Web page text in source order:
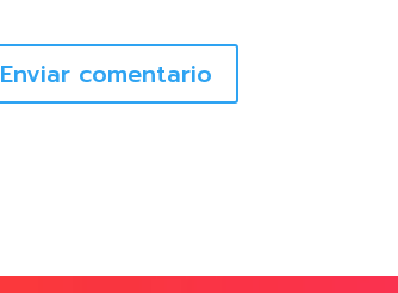
Enviar comentario